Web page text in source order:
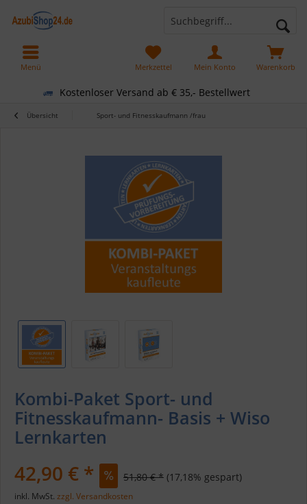
Kostenloser Versand ab € 35,- Bestellwert
Warenkorb
Merkzettel Mein Konto
Menü
Übersicht Sport- und Fitnesskaufmann /frau
Kombi-Paket Sport- und
Fitnesskaufmann- Basis + Wiso
Lernkarten
42,90 € * 51,80 € * (17,18% gespart)
inkl. MwSt. zzgl. Versandkosten